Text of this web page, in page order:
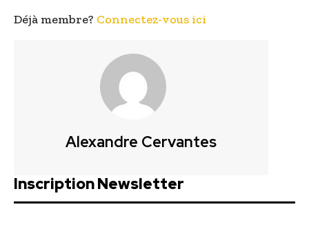
Déjà membre? Connectez-vous ici
Alexandre Cervantes
Inscription Newsletter